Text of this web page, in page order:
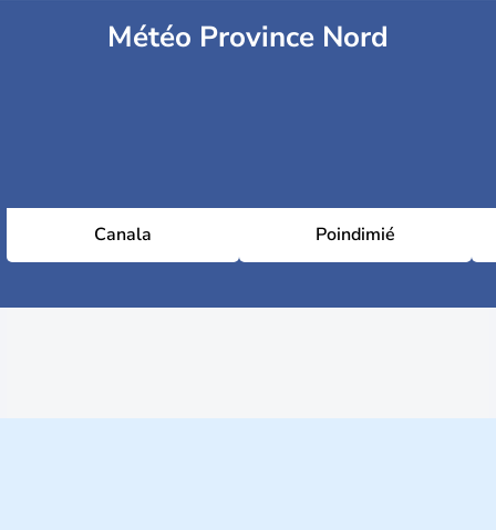
Météo Province Nord
Canala Poindimié